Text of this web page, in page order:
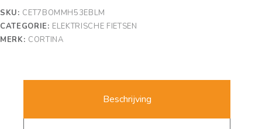
SKU: CET7BOMMH53EBLM
CATEGORIE: ELEKTRISCHE FIETSEN
MERK: CORTINA
Beschrijving